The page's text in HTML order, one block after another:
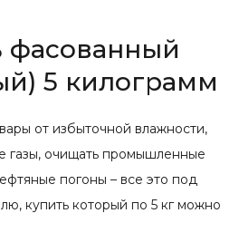
фасованный
5 килограмм
от избыточной влажности,
газы, очищать промышленные
погоны – все это под
купить который по 5 кг можно